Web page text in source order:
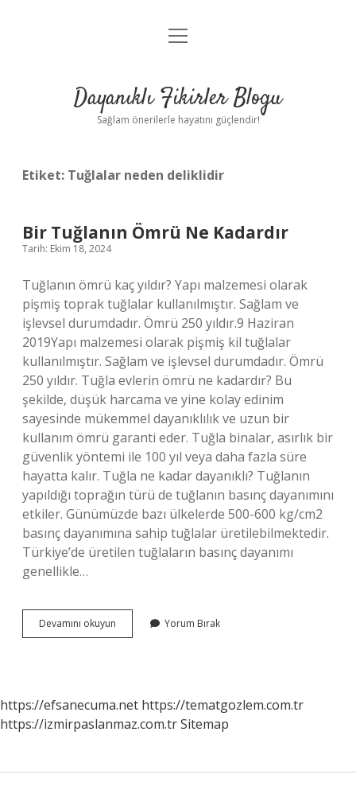
Anasayfa
Yasal Uyarı
menüyü
Dayanıklı Fikirler Blogu
Sağlam önerilerle hayatını güçlendir!
Etiket: Tuğlalar neden deliklidir
Bir Tuğlanın Ömrü Ne Kadardır
Tarih: Ekim 18, 2024
Tuğlanın ömrü kaç yıldır? Yapı malzemesi olarak
pişmiş toprak tuğlalar kullanılmıştır. Sağlam ve
işlevsel durumdadır. Ömrü 250 yıldır.9 Haziran
2019Yapı malzemesi olarak pişmiş kil tuğlalar
kullanılmıştır. Sağlam ve işlevsel durumdadır. Ömrü
250 yıldır. Tuğla evlerin ömrü ne kadardır? Bu
şekilde, düşük harcama ve yine kolay edinim
sayesinde mükemmel dayanıklılık ve uzun bir
kullanım ömrü garanti eder. Tuğla binalar, asırlık bir
güvenlik yöntemi ile 100 yıl veya daha fazla süre
hayatta kalır. Tuğla ne kadar dayanıklı? Tuğlanın
yapıldığı toprağın türü de tuğlanın basınç dayanımını
etkiler. Günümüzde bazı ülkelerde 500-600 kg/cm2
basınç dayanımına sahip tuğlalar üretilebilmektedir.
Türkiye’de üretilen tuğlaların basınç dayanımı
genellikle…
Devamını okuyun
Tuğlanın
Yorum Bırak
https://efsanecuma.net https://tematgozlem.com.tr
https://izmirpaslanmaz.com.trSitemap